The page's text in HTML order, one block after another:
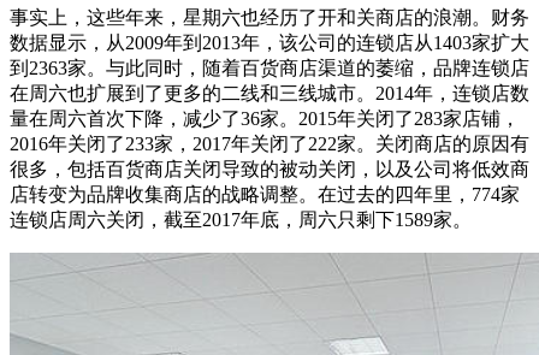
事实上，这些年来，星期六也经历了开和关商店的浪潮。财务
数据显示，从2009年到2013年，该公司的连锁店从1403家扩大
到2363家。与此同时，随着百货商店渠道的萎缩，品牌连锁店
在周六也扩展到了更多的二线和三线城市。2014年，连锁店数
量在周六首次下降，减少了36家。2015年关闭了283家店铺，
2016年关闭了233家，2017年关闭了222家。关闭商店的原因有
很多，包括百货商店关闭导致的被动关闭，以及公司将低效商
店转变为品牌收集商店的战略调整。在过去的四年里，774家
连锁店周六关闭，截至2017年底，周六只剩下1589家。